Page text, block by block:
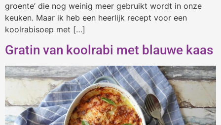
groente’ die nog weinig meer gebruikt wordt in onze
keuken. Maar ik heb een heerlijk recept voor een
koolrabisoep met […]
Gratin van koolrabi met blauwe kaas